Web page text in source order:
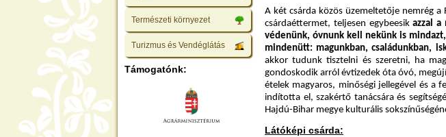
Természeti környezet
Turizmus és Vendéglátás
Támogatónk:
A két csárda közös üzemeltetője nemrég a
csárdaéttermet, teljesen egybeesikazzal a
védenünk, óvnunk kell nekünk is
mindenütt: magunkban, családunkban,
akkor tudunk tisztelni és szeretni, ha
gondoskodik arról évtizedek óta óvó,
ételek magyaros, minőségi jellegével és a
indította el, szakértő tanácsára és
Hajdú-Bihar megye kulturális
Látóképi csárda: